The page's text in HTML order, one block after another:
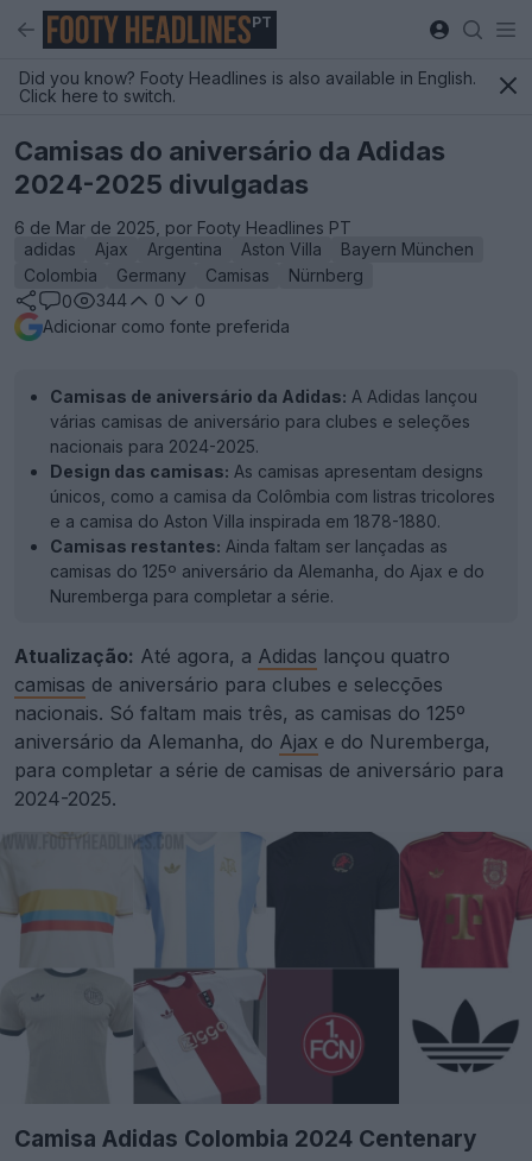
PT
Did you know? Footy Headlines is also available in English.
Click here to switch.
Camisas do aniversário da Adidas
2024-2025 divulgadas
6 de Mar de 2025, por Footy Headlines PT
adidas
Ajax Argentina Aston Villa
Bayern München
Colombia
Germany Camisas
Nürnberg
0
344 0
0
Adicionar como fonte preferida
Camisas de aniversário da Adidas: A Adidas lançou
várias camisas de aniversário para clubes e seleções
nacionais para 2024-2025.
Design das camisas: As camisas apresentam designs
únicos, como a camisa da Colômbia com listras tricolores
e a camisa do Aston Villa inspirada em 1878-1880.
Camisas restantes: Ainda faltam ser lançadas as
camisas do 125º aniversário da Alemanha, do Ajax e do
Nuremberga para completar a série.
Atualização: Até agora, a Adidas lançou quatro
camisas de aniversário para clubes e selecções
nacionais. Só faltam mais três, as camisas do 125º
aniversário da Alemanha, do Ajax e do Nuremberga,
para completar a série de camisas de aniversário para
2024-2025.
Camisa Adidas Colombia 2024 Centenary